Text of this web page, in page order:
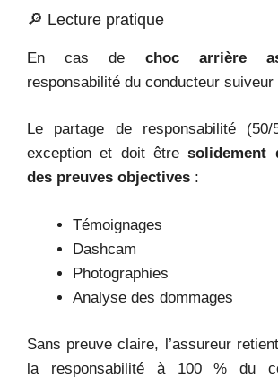
🔎 Lecture pratique
En cas de choc arrière
responsabilité du conducteur
Le partage de responsabilité
exception et doit êtresolidement
des preuves objectives :
Témoignages
Dashcam
Photographies
Analyse des dommages
Sans preuve claire, l’assureur
la responsabilité à 100 % du